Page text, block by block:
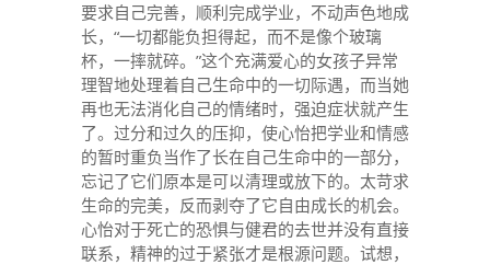
要求自己完善，顺利完成学业，不动声色地成
长，“一切都能负担得起，而不是像个玻璃
杯，一摔就碎。”这个充满爱心的女孩子异常
理智地处理着自己生命中的一切际遇，而当她
再也无法消化自己的情绪时，强迫症状就产生
了。过分和过久的压抑，使心怡把学业和情感
的暂时重负当作了长在自己生命中的一部分，
忘记了它们原本是可以清理或放下的。太苛求
生命的完美，反而剥夺了它自由成长的机会。
心怡对于死亡的恐惧与健君的去世并没有直接
联系，精神的过于紧张才是根源问题。试想，